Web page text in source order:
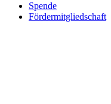
Spende
Fördermitgliedschaft